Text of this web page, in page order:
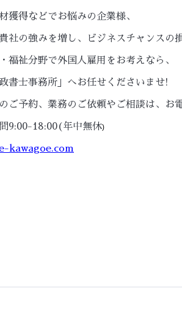
獲得などでお悩みの企業様、
社の強みを増し、ビジネスチャンスの
福祉分野で外国人雇用をお考えなら、
書士事務所」へお任せくださいませ!
ご予約、業務のご依頼やご相談は、
9:00-18:00(年中無休)
kawagoe.com